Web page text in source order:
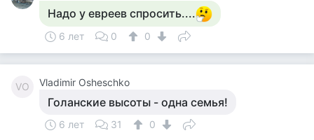
Надо у евреев спросить....
6 лет 0 0
VO Vladimir Osheschko
Голанские высоты - одна семья!
6 лет 31
0